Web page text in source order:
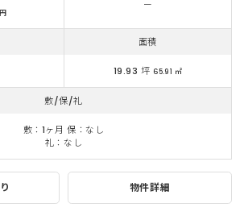
物件詳細
ー
面積
19.93 坪 65.91 ㎡
敷/保/礼
敷：1ヶ月 保：なし
礼：なし